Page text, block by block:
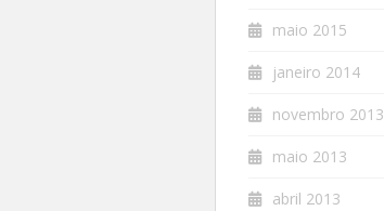
maio 2015
janeiro 2014
novembro 2013
maio 2013
abril 2013